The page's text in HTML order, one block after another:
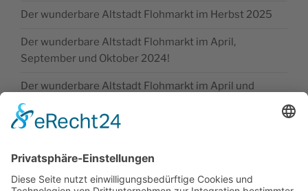
Der wunderbare Altstadt Flohmarkt im Herbst 2025
Der wunderbare Altstadt Flohmarkt im April,
September und Oktober 2024!
Der wunderbare Altstadt Flohmarkt im April und
Oktober 2024!
SONSTIGE
Kontakt